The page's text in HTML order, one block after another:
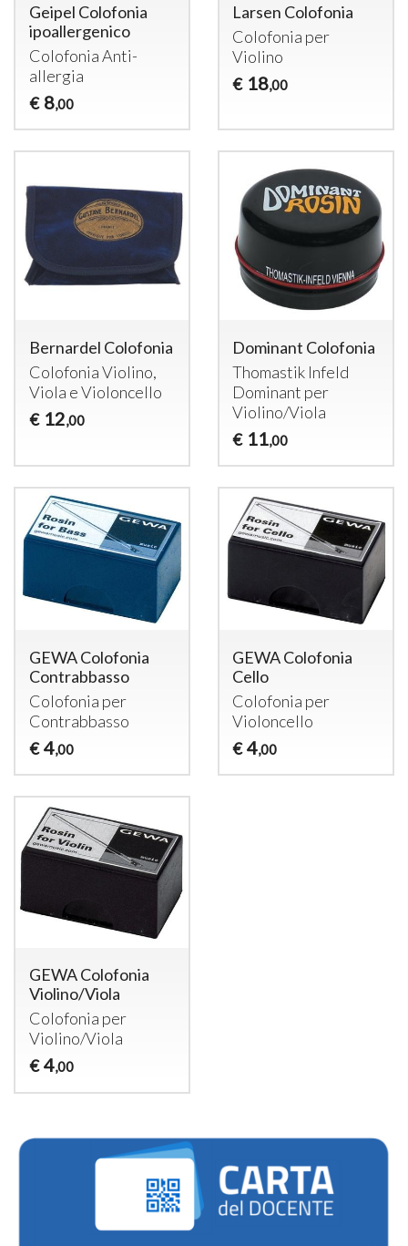
Geipel Colofonia
ipoallergenico
Colofonia Anti-
allergia
€ 8,00
Larsen Colofonia
Colofonia per
Violino
€ 18,00
Bernardel Colofonia
Colofonia Violino,
Viola e Violoncello
€ 12,00
Dominant Colofonia
Thomastik Infeld
Dominant per
Violino/Viola
€ 11,00
GEWA Colofonia
Contrabbasso
Colofonia per
Contrabbasso
€ 4,00
GEWA Colofonia
Cello
Colofonia per
Violoncello
€ 4,00
GEWA Colofonia
Violino/Viola
Colofonia per
Violino/Viola
€ 4,00